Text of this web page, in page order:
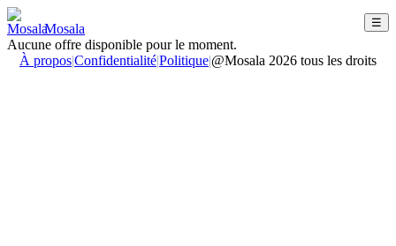
Mosala ☰
Aucune offre disponible pour le moment.
À propos|Confidentialité|Politique|@Mosala 2026 tous les droits